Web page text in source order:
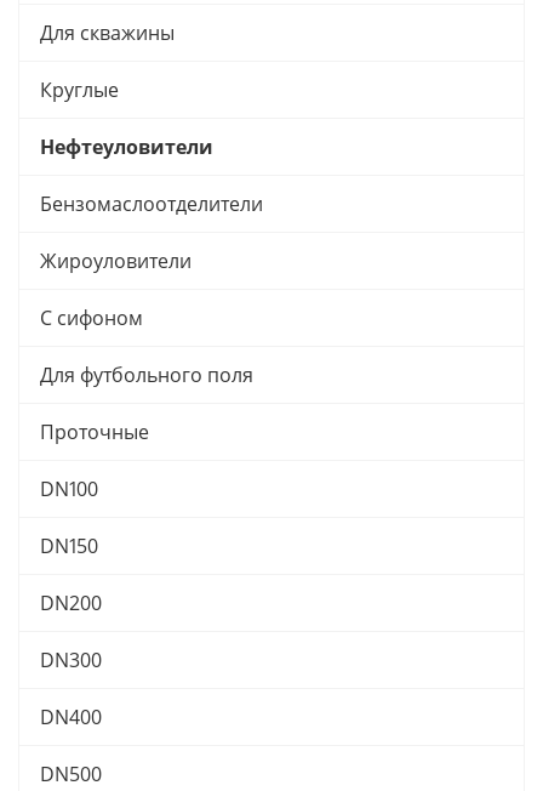
Для скважины
Круглые
Нефтеуловители
Бензомаслоотделители
Жироуловители
С сифоном
Для футбольного поля
Проточные
DN100
DN150
DN200
DN300
DN400
DN500